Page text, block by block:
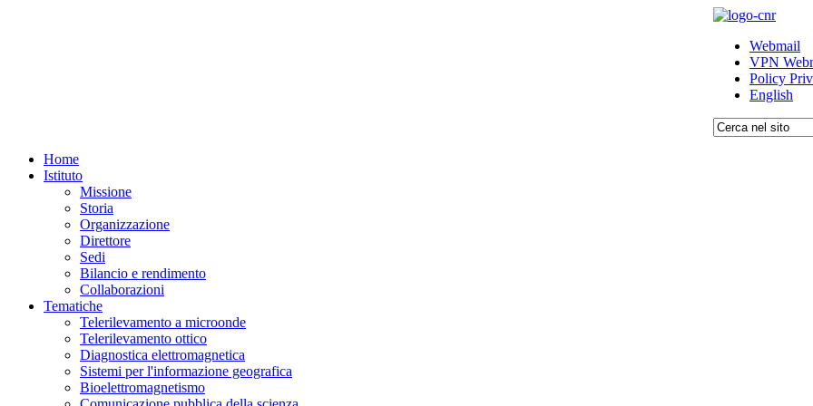
Webmail
VPN
Policy
English
Home
Istituto
Missione
Storia
Organizzazione
Direttore
Sedi
Bilancio e rendimento
Collaborazioni
Tematiche
Telerilevamento a microonde
Telerilevamento ottico
Diagnostica elettromagnetica
Sistemi per l'informazione geografica
Bioelettromagnetismo